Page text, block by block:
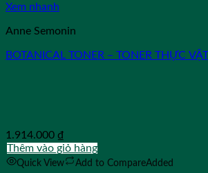
Xem nhanh
Anne Semonin
BOTANICAL TONER – TONER THỰC VẬT
1.914.000 ₫
Thêm vào giỏ hàng
Quick View Add to CompareAdded